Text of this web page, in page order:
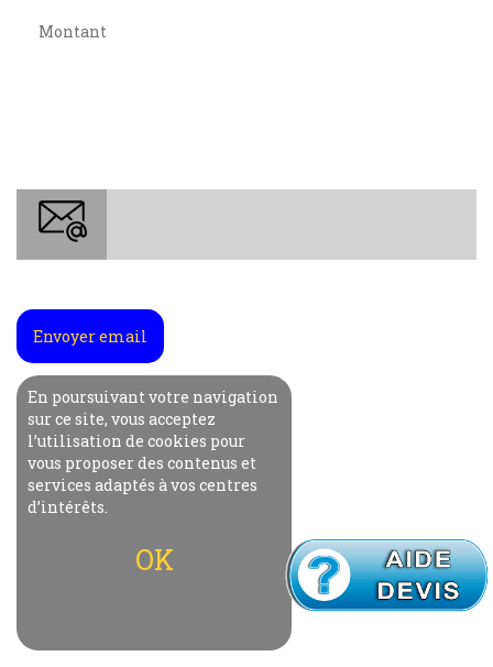
Envoyer email
En poursuivant votre navigation
sur ce site, vous acceptez
l’utilisation de cookies pour
vous proposer des contenus et
services adaptés à vos centres
d’intérêts.
OK